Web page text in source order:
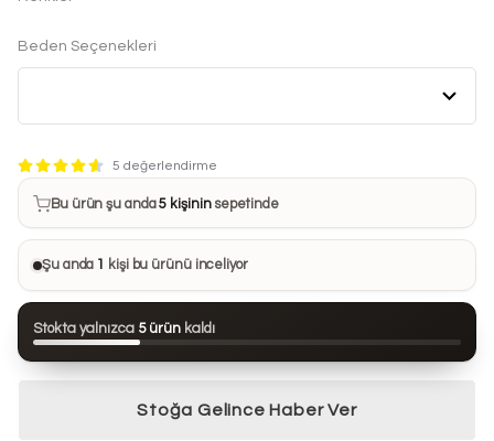
Beden Seçenekleri
5 değerlendirme
Bu ürün şu anda5 kişininsepetinde
Bu ürünü 22 kişi favorilerine ekledi
Bu ürün son 24 saatte94 kezgörüntülendi
Şu anda 1 kişi bu ürünü inceliyor
Stokta yalnızca 5 ürün kaldı
Stoğa Gelince Haber Ver